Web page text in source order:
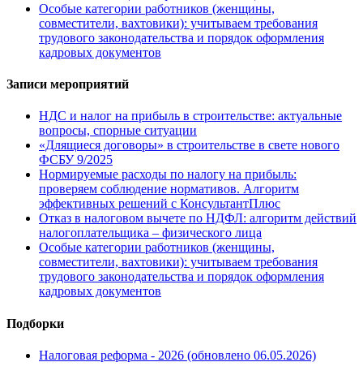
Особые категории работников (женщины,
совместители, вахтовики): учитываем требования
трудового законодательства и порядок оформления
кадровых документов
Записи мероприятий
НДС и налог на прибыль в строительстве: актуальные
вопросы, спорные ситуации
«Длящиеся договоры» в строительстве в свете нового
ФСБУ 9/2025
Нормируемые расходы по налогу на прибыль:
проверяем соблюдение нормативов. Алгоритм
эффективных решений с КонсультантПлюс
Отказ в налоговом вычете по НДФЛ: алгоритм действий
налогоплательщика – физического лица
Особые категории работников (женщины,
совместители, вахтовики): учитываем требования
трудового законодательства и порядок оформления
кадровых документов
Подборки
Налоговая реформа - 2026 (обновлено 06.05.2026)